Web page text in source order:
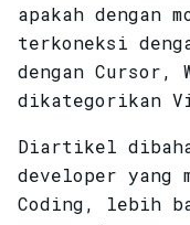
apakah dengan
terkoneksi
dengan Cursor,
dikategorikan
Diartikel
developer yang
Coding, lebih